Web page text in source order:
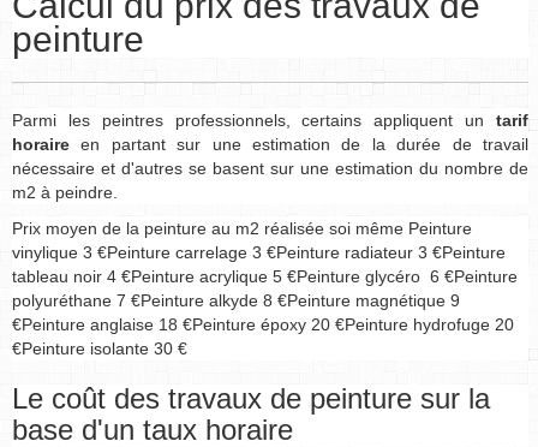
peinture
Parmi les peintres professionnels, certains appliquent un
tarif
horaire en partant sur une estimation de la durée de travail
nécessaire et d'autres se basent sur une estimation du nombre de
m2 à peindre.
Prix moyen de la peinture au m2 réalisée soi même Peinture
vinylique 3 €Peinture carrelage 3 €Peinture radiateur 3 €Peinture
tableau noir 4 €Peinture acrylique 5 €Peinture glycéro 6 €Peinture
polyuréthane 7 €Peinture alkyde 8 €Peinture magnétique 9
€Peinture anglaise 18 €Peinture époxy 20 €Peinture hydrofuge 20
€Peinture isolante 30 €
Le coût des travaux de peinture sur la
base d'un taux horaire